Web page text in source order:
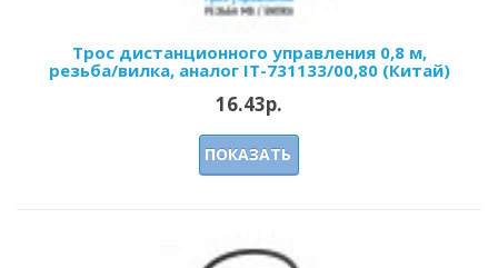
Трос дистанционного управления 0,8 м,
резьба/вилка, аналог IT-731133/00,80 (Китай)
16.43р.
ПОКАЗАТЬ